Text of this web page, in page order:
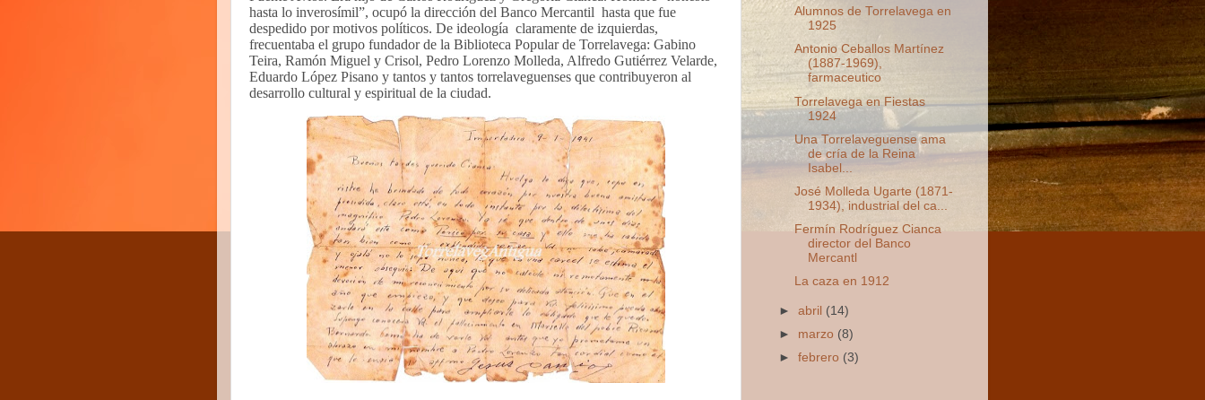
hasta lo inverosímil”, ocupó la dirección del Banco Mercantil hasta que fue
despedido por motivos políticos. De ideología claramente de izquierdas,
frecuentaba el grupo fundador de la Biblioteca Popular de Torrelavega: Gabino
Teira, Ramón Miguel y Crisol, Pedro Lorenzo Molleda, Alfredo Gutiérrez Velarde,
Eduardo López Pisano y tantos y tantos torrelaveguenses que contribuyeron al
desarrollo cultural y espiritual de la ciudad.
Alumnos de Torrelavega en
1925
Antonio Ceballos Martínez
(1887-1969),
farmaceutico
Torrelavega en Fiestas
1924
Una Torrelaveguense ama
de cría de la Reina
Isabel...
José Molleda Ugarte (1871-
1934), industrial del ca...
Fermín Rodríguez Cianca
director del Banco
Mercantl
La caza en 1912
►abril (14)
► marzo (8)
►febrero (3)